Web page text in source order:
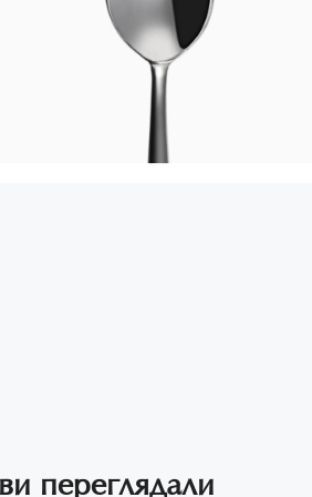
переглядали